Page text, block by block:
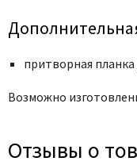
притворная
Возможно
Отзывы о